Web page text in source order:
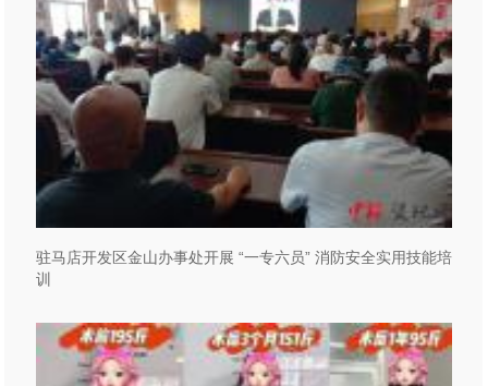
驻马店开发区金山办事处开展 “一专六员” 消防安全实用技能培
训